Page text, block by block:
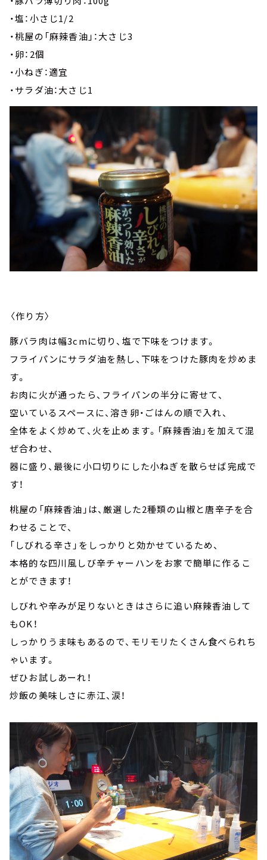
・塩：小さじ1/2
・桃屋の「麻辣香油」：大さじ3
・卵：2個
・小ねぎ：適宜
・サラダ油：大さじ1
〈作り方〉
豚バラ肉は幅3cmに切り、塩で下味をつけます。
フライパンにサラダ油を熱し、下味をつけた豚肉を炒めま
す。
お肉に火が通ったら、フライパンの半分に寄せて、
空いているスペースに、溶き卵・ごはんの順で入れ、
全体をよく炒めて、火を止めます。「麻辣香油」を加えて混
ぜ合わせ、
器に盛り、最後に小口切りにした小ねぎを散らせば完成で
す！
桃屋の「麻辣香油」は、厳選した2種類の山椒と唐辛子を合
わせることで、
「しびれる辛さ」をしっかりと効かせているため、
本格的な四川風しび辛チャーハンをお家で簡単に作るこ
とができます！
しびれや辛みが足りないときはさらに追い麻辣香油して
もOK！
しっかりうま味もあるので、モリモリたくさん食べられち
ゃいます。
ぜひお試しあーれ！
炒飯の美味しさに赤江、涙！